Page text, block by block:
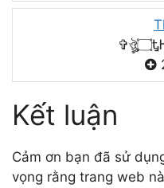
Kết luận
Cảm ơn bạn đã sử
vọng rằng trang web